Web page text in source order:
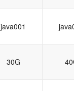
java001
30G